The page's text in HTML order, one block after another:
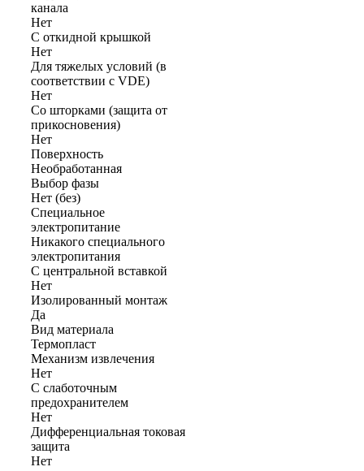
канала
Нет
С откидной крышкой
Нет
Для тяжелых условий (в
соответствии с VDE)
Нет
Со шторками (защита от
прикосновения)
Нет
Поверхность
Необработанная
Выбор фазы
Нет (без)
Cпециальное
электропитание
Никакого специального
электропитания
С центральной вставкой
Нет
Изолированный монтаж
Да
Вид материала
Термопласт
Механизм извлечения
Нет
С слаботочным
предохранителем
Нет
Дифференциальная токовая
защита
Нет